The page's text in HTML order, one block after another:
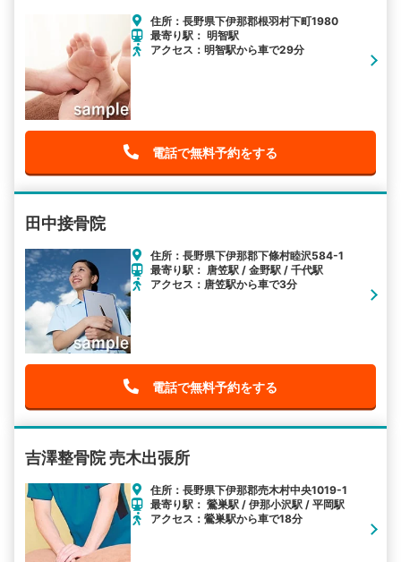
住所：長野県下伊那郡根羽村下町1980
最寄り駅： 明智駅
アクセス：明智駅から車で29分
電話で無料予約をする
田中接骨院
住所：長野県下伊那郡下條村睦沢584-1
最寄り駅： 唐笠駅 / 金野駅 / 千代駅
アクセス：唐笠駅から車で3分
電話で無料予約をする
吉澤整骨院 売木出張所
住所：長野県下伊那郡売木村中央1019-1
最寄り駅： 鶯巣駅 / 伊那小沢駅 / 平岡駅
アクセス：鶯巣駅から車で18分